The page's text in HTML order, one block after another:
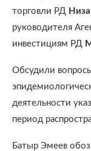
торговли РД
руководителя
инвестициям РД
Обсудили
деятельности
период
Батыр Эмеев